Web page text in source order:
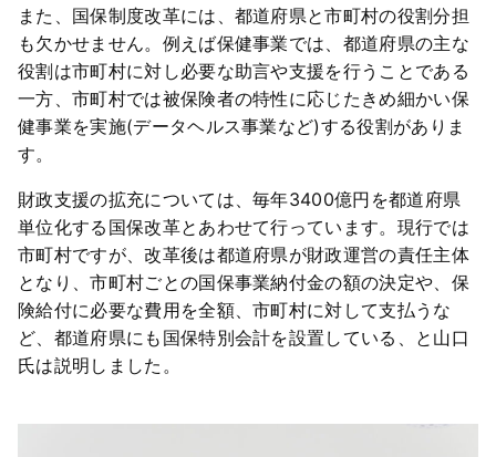
また、国保制度改革には、都道府県と市町村の役割分担
も欠かせません。例えば保健事業では、都道府県の主な
役割は市町村に対し必要な助言や支援を行うことである
一方、市町村では被保険者の特性に応じたきめ細かい保
健事業を実施(データヘルス事業など)する役割がありま
す。
財政支援の拡充については、毎年3400億円を都道府県
単位化する国保改革とあわせて行っています。現行では
市町村ですが、改革後は都道府県が財政運営の責任主体
となり、市町村ごとの国保事業納付金の額の決定や、保
険給付に必要な費用を全額、市町村に対して支払うな
ど、都道府県にも国保特別会計を設置している、と山口
氏は説明しました。